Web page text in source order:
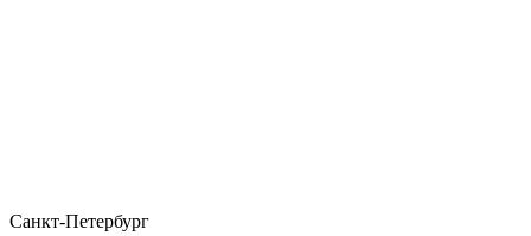
Санкт-Петербург